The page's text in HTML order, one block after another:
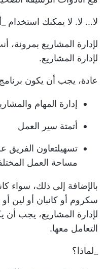
لا... لا. لا يمكنك استخدام
لإدارة المشاريع
لإدارة المشاريع.
عادة، يجب أن يكون
إدارة المهام
أتمتة سير العمل
تسهيلتعاون الفريق
مساحة العمل
بالإضافة إلى ذلك، سواء
سكروم أو كانبان أو لين
لإدارة المشاريع، يجب
التعامل معها.
_لماذا؟